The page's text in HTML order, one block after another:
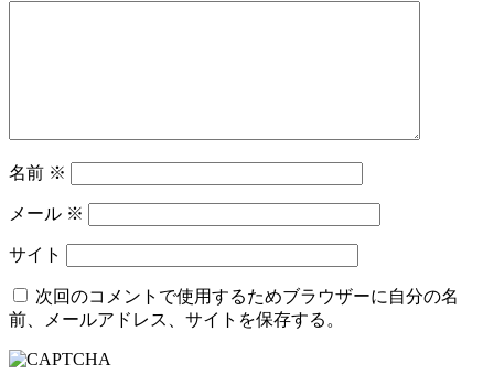
名前 ※
メール ※
サイト
次回のコメントで使用するためブラウザーに自分の名
前、メールアドレス、サイトを保存する。